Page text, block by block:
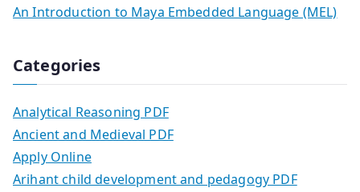
An Introduction to Maya Embedded Language (MEL)
Categories
Analytical Reasoning PDF
Ancient and Medieval PDF
Apply Online
Arihant child development and pedagogy PDF